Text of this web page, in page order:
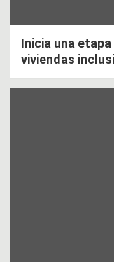
Inicia una
viviendas